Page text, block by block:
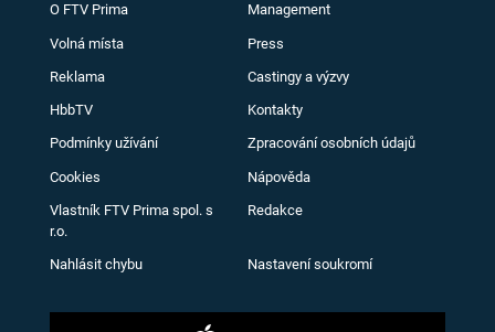
O FTV Prima Management
Volná místa Press
Reklama Castingy a výzvy
HbbTV Kontakty
Podmínky užívání Zpracování osobních údajů
Cookies Nápověda
Vlastník FTV Prima spol. s
r.o.
Redakce
Nahlásit chybu Nastavení soukromí